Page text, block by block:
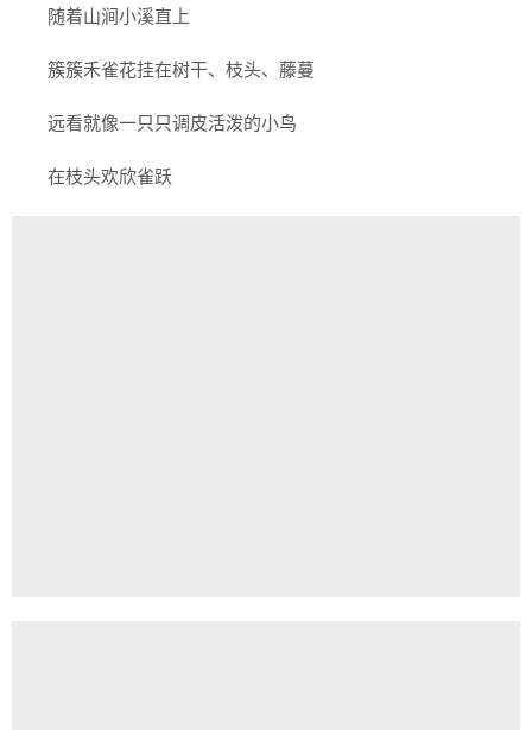
随着山涧小溪直上
簇簇禾雀花挂在树干、枝头、藤蔓
远看就像一只只调皮活泼的小鸟
在枝头欢欣雀跃